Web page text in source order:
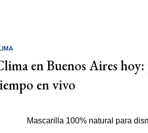
en Buenos Aires
en vivo